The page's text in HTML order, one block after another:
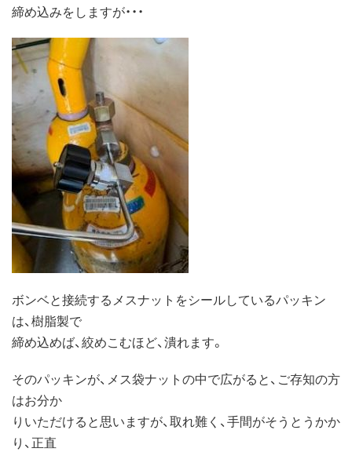
締め込みをしますが・・・
ボンベと接続するメスナットをシールしているパッキン
は、樹脂製で
締め込めば、絞めこむほど、潰れます。
そのパッキンが、メス袋ナットの中で広がると、ご存知の方
はお分か
りいただけると思いますが、取れ難く、手間がそうとうかか
り、正直